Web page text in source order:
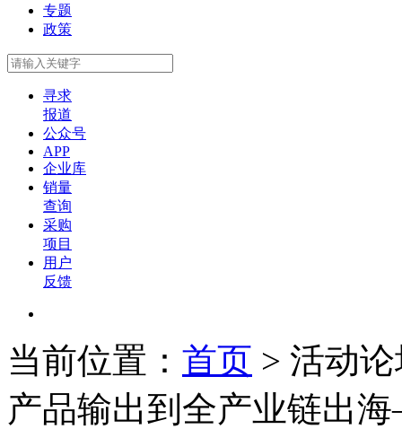
专题
政策
寻求
报道
公众号
APP
企业库
销量
查询
采购
项目
用户
反馈
当前位置： 首页 > 活动
产品输出到全产业链出